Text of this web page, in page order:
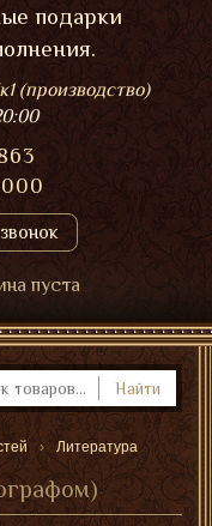
подарки
(производство)
пуста
Найти
Литература